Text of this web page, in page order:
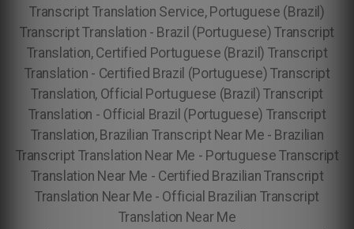
Transcript Translation Service, Portuguese (Brazil)
Transcript Translation - Brazil (Portuguese) Transcript
Translation, Certified Portuguese (Brazil) Transcript
Translation - Certified Brazil (Portuguese) Transcript
Translation, Official Portuguese (Brazil) Transcript
Translation - Official Brazil (Portuguese) Transcript
Translation, Brazilian Transcript Near Me - Brazilian
Transcript Translation Near Me - Portuguese Transcript
Translation Near Me - Certified Brazilian Transcript
Translation Near Me - Official Brazilian Transcript
Translation Near Me